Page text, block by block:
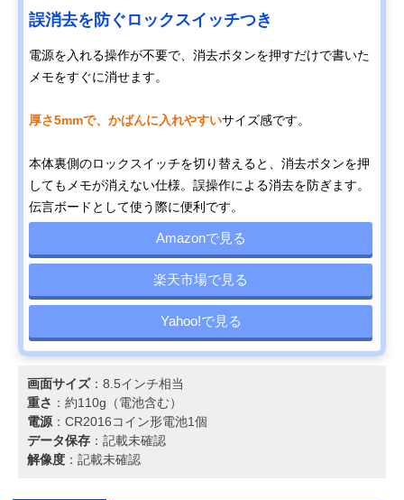
誤消去を防ぐロックスイッチつき
電源を入れる操作が不要で、消去ボタンを押すだけで書いた
メモをすぐに消せます。
厚さ5mmで、かばんに入れやすいサイズ感です。
本体裏側のロックスイッチを切り替えると、消去ボタンを押
してもメモが消えない仕様。誤操作による消去を防ぎます。
伝言ボードとして使う際に便利です。
Amazonで見る
楽天市場で見る
Yahoo!で見る
画面サイズ：8.5インチ相当
重さ ：約110g（電池含む）
電源 ：CR2016コイン形電池1個
データ保存 ：記載未確認
解像度 ：記載未確認